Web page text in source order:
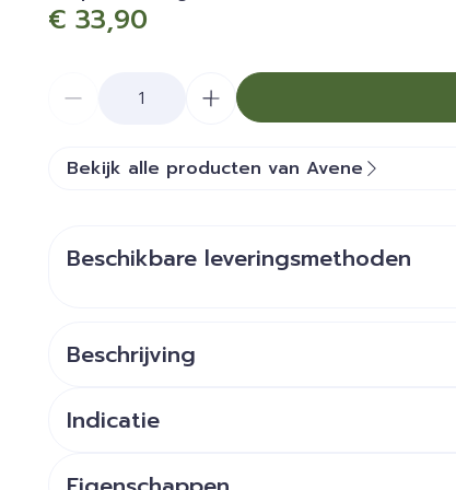
View larger imageView larger imageView larger image
€ 33,90
Bekijk alle producten van Avene
Beschikbare leveringsmethoden
Beschrijving
Indicatie